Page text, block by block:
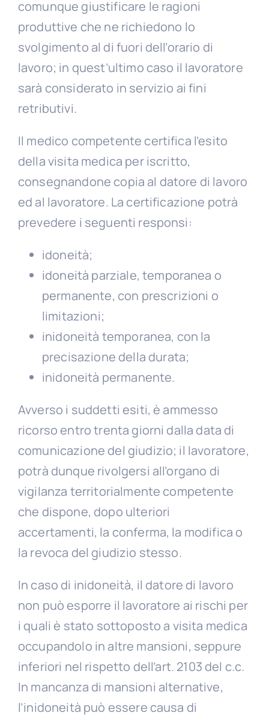
comunque giustificare le ragioni
produttive che ne richiedono lo
svolgimento al di fuori dell’orario di
lavoro; in quest’ultimo caso il lavoratore
sarà considerato in servizio ai fini
retributivi.
Il medico competente certifica l’esito
della visita medica per iscritto,
consegnandone copia al datore di lavoro
ed al lavoratore. La certificazione potrà
prevedere i seguenti responsi:
idoneità;
idoneità parziale, temporanea o
permanente, con prescrizioni o
limitazioni;
inidoneità temporanea, con la
precisazione della durata;
inidoneità permanente.
Avverso i suddetti esiti, è ammesso
ricorso entro trenta giorni dalla data di
comunicazione del giudizio; il lavoratore,
potrà dunque rivolgersi all’organo di
vigilanza territorialmente competente
che dispone, dopo ulteriori
accertamenti, la conferma, la modifica o
la revoca del giudizio stesso.
In caso di inidoneità, il datore di lavoro
non può esporre il lavoratore ai rischi per
i quali è stato sottoposto a visita medica
occupandolo in altre mansioni, seppure
inferiori nel rispetto dell’art. 2103 del c.c.
In mancanza di mansioni alternative,
l’inidoneità può essere causa di